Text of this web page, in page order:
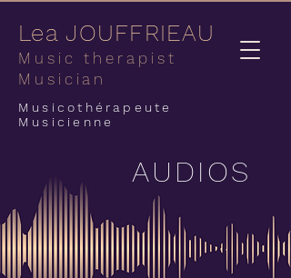
Lea JOUFFRIEAU
Music therapist
Musician
Musicothérapeute
Musicienne
AUDIOS